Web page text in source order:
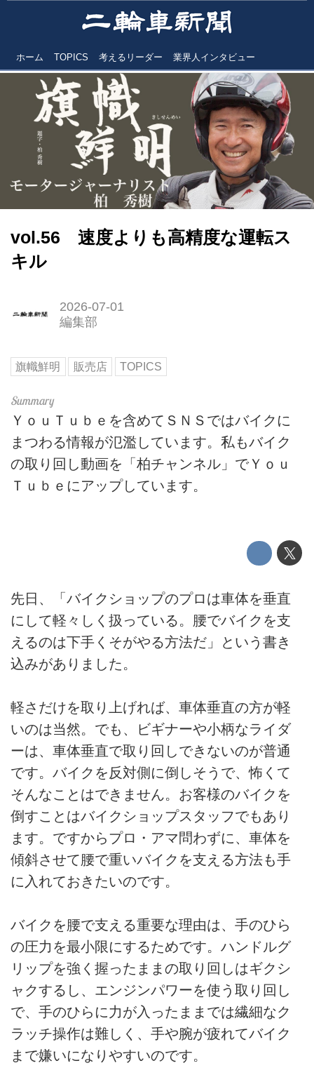
ホーム TOPICS 考えるリーダー 業界人インタビュー
vol.56 速度よりも高精度な運転ス
キル
2026-07-01
編集部
旗幟鮮明 販売店 TOPICS
ＹｏｕＴｕｂｅを含めてＳＮＳではバイクに
まつわる情報が氾濫しています。私もバイク
の取り回し動画を「柏チャンネル」でＹｏｕ
Ｔｕｂｅにアップしています。
先日、「バイクショップのプロは車体を垂直
にして軽々しく扱っている。腰でバイクを支
えるのは下手くそがやる方法だ」という書き
込みがありました。
軽さだけを取り上げれば、車体垂直の方が軽
いのは当然。でも、ビギナーや小柄なライダ
ーは、車体垂直で取り回しできないのが普通
です。バイクを反対側に倒しそうで、怖くて
そんなことはできません。お客様のバイクを
倒すことはバイクショップスタッフでもあり
ます。ですからプロ・アマ問わずに、車体を
傾斜させて腰で重いバイクを支える方法も手
に入れておきたいのです。
バイクを腰で支える重要な理由は、手のひら
の圧力を最小限にするためです。ハンドルグ
リップを強く握ったままの取り回しはギクシ
ャクするし、エンジンパワーを使う取り回し
で、手のひらに力が入ったままでは繊細なク
ラッチ操作は難しく、手や腕が疲れてバイク
まで嫌いになりやすいのです。